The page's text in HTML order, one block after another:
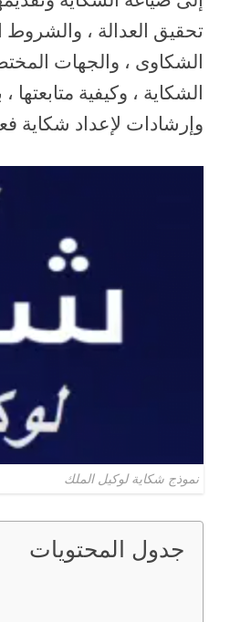
تحقيق العدالة ، والشروط
الشكاوى ، والجهات
الشكاية ، وكيفية
وإرشادات لإعداد شكاية
نموذج شكاية لوكيل الملك
جدول المحتويات